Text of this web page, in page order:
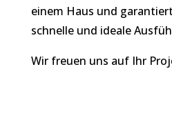
einem Haus und
schnelle und ideale
Wir freuen uns auf Ihr